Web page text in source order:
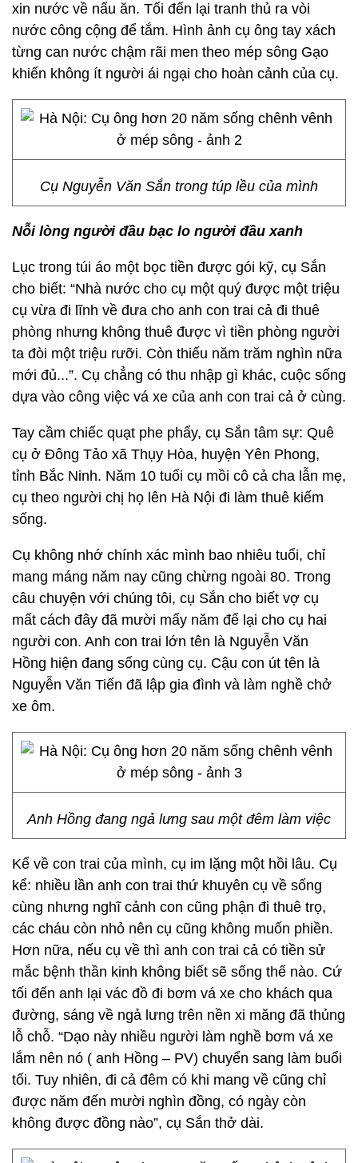
xin nước về nấu ăn. Tối đến lại tranh thủ ra vòi
nước công cộng để tắm. Hình ảnh cụ ông tay xách
từng can nước chậm rãi men theo mép sông Gạo
khiến không ít người ái ngại cho hoàn cảnh của cụ.
Cụ Nguyễn Văn Sắn trong túp lều của mình
Nỗi lòng người đầu bạc lo người đầu xanh
Lục trong túi áo một bọc tiền được gói kỹ, cụ Sắn
cho biết: “Nhà nước cho cụ một quý được một triệu
cụ vừa đi lĩnh về đưa cho anh con trai cả đi thuê
phòng nhưng không thuê được vì tiền phòng người
ta đòi một triệu rưỡi. Còn thiếu năm trăm nghìn nữa
mới đủ...”. Cụ chẳng có thu nhập gì khác, cuộc sống
dựa vào công việc vá xe của anh con trai cả ở cùng.
Tay cầm chiếc quạt phe phẩy, cụ Sắn tâm sự: Quê
cụ ở Đông Tảo xã Thụy Hòa, huyện Yên Phong,
tỉnh Bắc Ninh. Năm 10 tuổi cụ mồi cô cả cha lẫn mẹ,
cụ theo người chị họ lên Hà Nội đi làm thuê kiếm
sống.
Cụ không nhớ chính xác mình bao nhiêu tuổi, chỉ
mang máng năm nay cũng chừng ngoài 80. Trong
câu chuyện với chúng tôi, cụ Sắn cho biết vợ cụ
mất cách đây đã mười mấy năm để lại cho cụ hai
người con. Anh con trai lớn tên là Nguyễn Văn
Hồng hiện đang sống cùng cụ. Cậu con út tên là
Nguyễn Văn Tiến đã lập gia đình và làm nghề chở
xe ôm.
Anh Hồng đang ngả lưng sau một đêm làm việc
Kể về con trai của mình, cụ im lặng một hồi lâu. Cụ
kể: nhiều lần anh con trai thứ khuyên cụ về sống
cùng nhưng nghĩ cảnh con cũng phận đi thuê trọ,
các cháu còn nhỏ nên cụ cũng không muốn phiền.
Hơn nữa, nếu cụ về thì anh con trai cả có tiền sử
mắc bệnh thần kinh không biết sẽ sống thế nào. Cứ
tối đến anh lại vác đồ đi bơm vá xe cho khách qua
đường, sáng về ngả lưng trên nền xi măng đã thủng
lỗ chỗ. “Dạo này nhiều người làm nghề bơm vá xe
lắm nên nó ( anh Hồng – PV) chuyển sang làm buổi
tối. Tuy nhiên, đi cả đêm có khi mang về cũng chỉ
được năm đến mười nghìn đồng, có ngày còn
không được đồng nào”, cụ Sắn thở dài.